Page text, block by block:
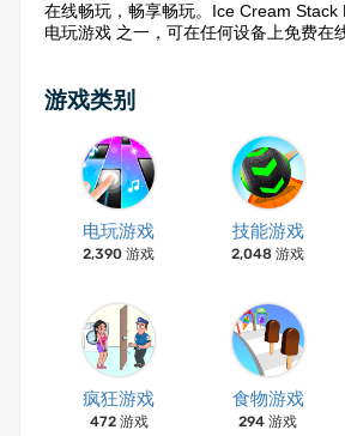
在线畅玩，畅享畅玩。Ice Cream Stack
电玩游戏 之一，可在任何设备上免费在
游戏类别
电玩游戏
2,390 游戏
技能游戏
2,048 游戏
疯狂游戏
472 游戏
食物游戏
294 游戏